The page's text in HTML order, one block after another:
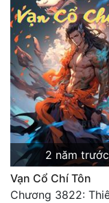
2 năm trước
Vạn Cổ Chí Tôn